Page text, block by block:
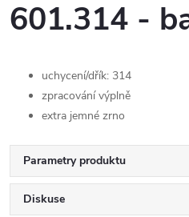
601.314 -
uchycení/dřík: 314
zpracování výplně
extra jemné zrno
Parametry produktu
Diskuse